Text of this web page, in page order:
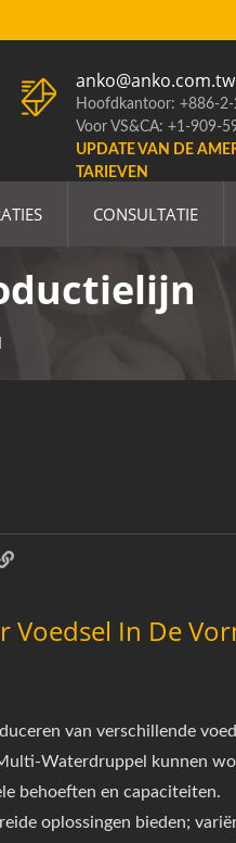
anko@anko.com.tw
Hoofdkantoor: +886-
Voor VS&CA: +1-909-
UPDATE VAN DE
TARIEVEN
CONSULTATIE
Voedsel In De
van verschillende
Waterdruppel kunnen
behoeften en capaciteiten.
oplossingen bieden;